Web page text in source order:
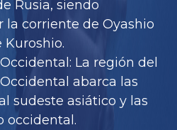
Rusia, siendo
la corriente de Oyashio
Kuroshio.
La región del
abarca las
sudeste asiático y las
occidental.